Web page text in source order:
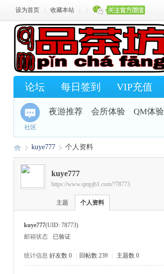
设为首页 收藏本站
论坛 每日签到 VIP充值
社区
夜游推荐 会所体验 QM体验
›
kuye777
›
个人资料
kuye777
https://www.qmpjb1.com/?78773
主题 个人资料
kuye777(UID: 78773)
邮箱状态
已验证
统计信息 好友数 0 回帖数 239 主题数 0